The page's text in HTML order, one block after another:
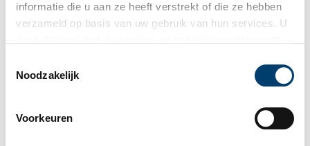
informatie die u aan ze heeft verstrekt of die ze hebben
verzameld op basis van uw gebruik van hun services. U
Noodzakelijk
Voorkeuren